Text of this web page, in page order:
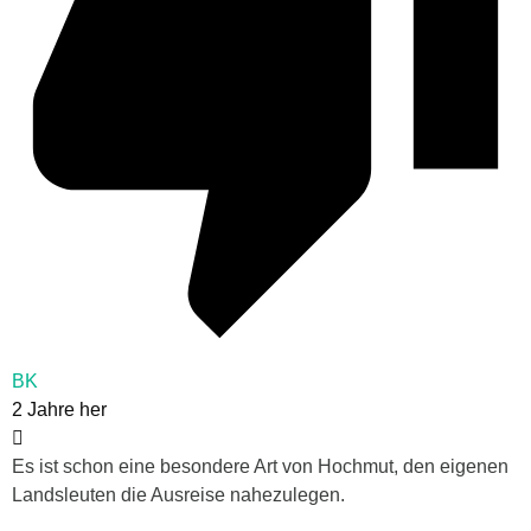
BK
2 Jahre her
Es ist schon eine besondere Art von Hochmut, den eigenen
Landsleuten die Ausreise nahezulegen.